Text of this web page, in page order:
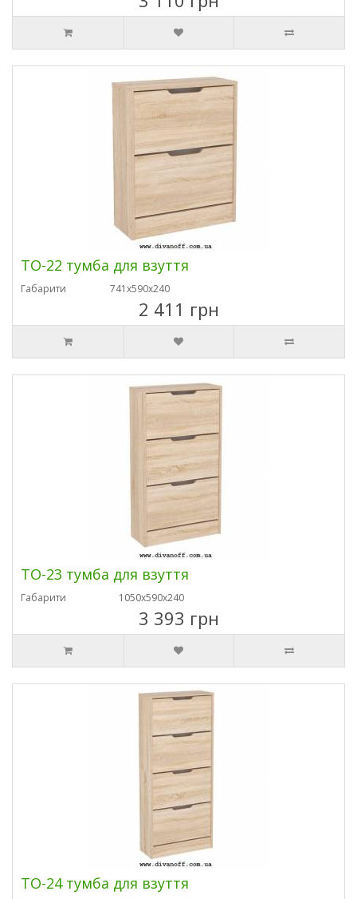
ТО-22 тумба для взуття
Габарити 741х590х240
2 411 грн
ТО-23 тумба для взуття
Габарити 1050х590х240
3 393 грн
ТО-24 тумба для взуття